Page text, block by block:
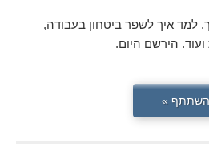
שלך. למד איך לשפר ביטחון בעבודה,
הירשם היום.
השתתף »